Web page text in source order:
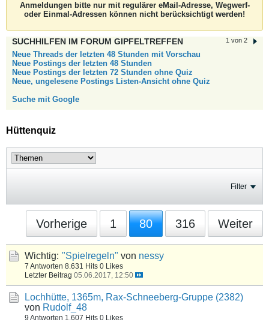
Anmeldungen bitte nur mit regulärer eMail-Adresse, Wegwerf-
oder Einmal-Adressen können nicht berücksichtigt werden!
1 von 2
SUCHHILFEN IM FORUM GIPFELTREFFEN
Neue Threads der letzten 48 Stunden mit Vorschau
Neue Postings der letzten 48 Stunden
Neue Postings der letzten 72 Stunden ohne Quiz
Neue, ungelesene Postings Listen-Ansicht ohne Quiz
Suche mit Google
Hüttenquiz
Filter
Vorherige 1 80 316 Weiter
Wichtig: "Spielregeln" von nessy
7 Antworten 8.631 Hits 0 Likes
Letzter Beitrag 05.06.2017, 12:50
Lochhütte, 1365m, Rax-Schneeberg-Gruppe (2382)
von Rudolf_48
9 Antworten 1.607 Hits 0 Likes